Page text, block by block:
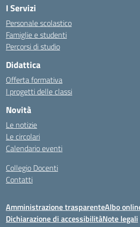
I Servizi
Personale scolastico
Famiglie e studenti
Percorsi di studio
Didattica
Offerta formativa
I progetti delle classi
Novità
Le notizie
Le circolari
Calendario eventi
Collegio Docenti
Contatti
Amministrazione trasparenteAlbo
Dichiarazione di accessibilitàNote legali